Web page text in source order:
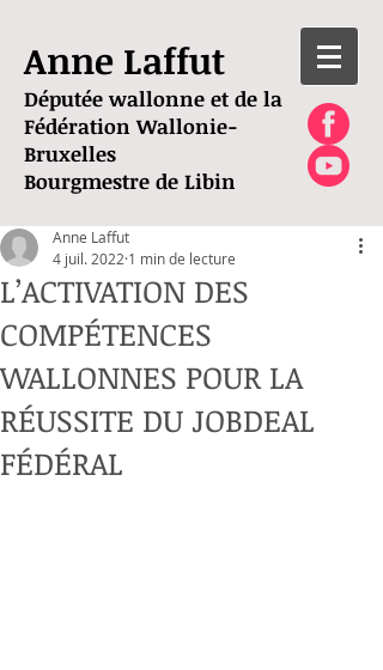
Anne Laffut
Députée wallonne et de la
Fédération Wallonie-
Bruxelles
Bourgmestre de Libin
L’ACTIVATION DES
COMPÉTENCES
WALLONNES POUR LA
RÉUSSITE DU JOBDEAL
FÉDÉRAL
Anne Laffut
4 juil. 2022 1 min de lecture